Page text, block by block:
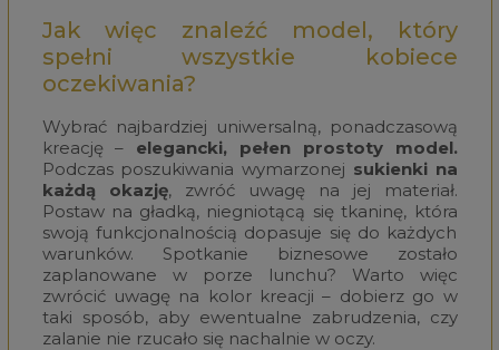
Jak więc znaleźć model, który
spełni wszystkie kobiece
oczekiwania?
Wybrać najbardziej uniwersalną, ponadczasową
kreację – elegancki, pełen prostoty model.
Podczas poszukiwania wymarzonej sukienki na
każdą okazję, zwróć uwagę na jej materiał.
Postaw na gładką, niegniotącą się tkaninę, która
swoją funkcjonalnością dopasuje się do każdych
warunków. Spotkanie biznesowe zostało
zaplanowane w porze lunchu? Warto więc
zwrócić uwagę na kolor kreacji – dobierz go w
taki sposób, aby ewentualne zabrudzenia, czy
zalanie nie rzucało się nachalnie w oczy.